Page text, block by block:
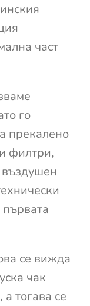
част
го
прекалено
филтри,
въздушен
първата
се вижда
чак
тогава се